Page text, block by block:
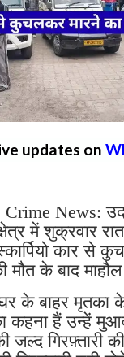
updates on
Crime News:
में शुक्रवार
कार से
मौत के बाद
के बाहर
हैं उन्हें
जल्द गिरफ़्तारी